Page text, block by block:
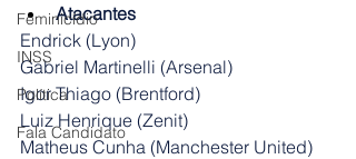
Feminicídio
INSS
Política
Fala Candidato
Atacantes
Endrick (Lyon)
Gabriel Martinelli (Arsenal)
Igor Thiago (Brentford)
Luiz Henrique (Zenit)
Matheus Cunha (Manchester United)